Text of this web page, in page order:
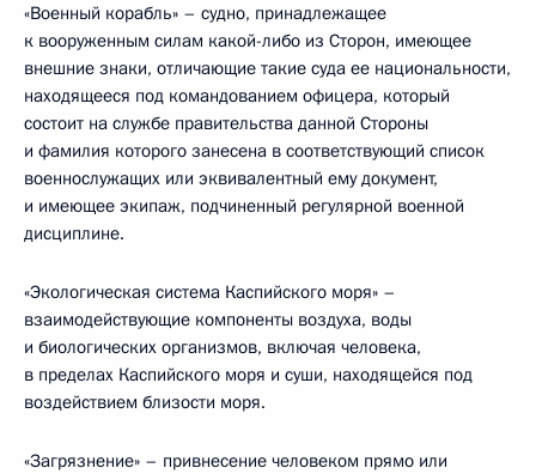
«Военный корабль» – судно, принадлежащее
к вооруженным силам какой-либо из Сторон, имеющее
внешние знаки, отличающие такие суда ее национальности,
находящееся под командованием офицера, который
состоит на службе правительства данной Стороны
и фамилия которого занесена в соответствующий список
военнослужащих или эквивалентный ему документ,
и имеющее экипаж, подчиненный регулярной военной
дисциплине.
«Экологическая система Каспийского моря» –
взаимодействующие компоненты воздуха, воды
и биологических организмов, включая человека,
в пределах Каспийского моря и суши, находящейся под
воздействием близости моря.
«Загрязнение» – привнесение человеком прямо или